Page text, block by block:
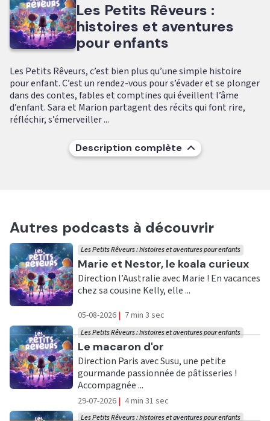
Les Petits Rêveurs :
histoires et aventures
pour enfants
Les Petits Rêveurs, c’est bien plus qu’une simple histoire
pour enfant. C’est un rendez-vous pour s’évader et se plonger
dans des contes, fables et comptines qui éveillent l’âme
d’enfant. Sara et Marion partagent des récits qui font rire,
réfléchir, s’émerveiller ...
Description complète
Autres podcasts à découvrir
Ecouter
Marie et Nestor, le koala curieux
Les Petits Rêveurs : histoires et aventures pour enfants
Direction l’Australie avec Marie ! En vacances
chez sa cousine Kelly, elle ...
05-08-2026 | 7 min 3 sec
Ecouter
Le macaron d'or
Les Petits Rêveurs : histoires et aventures pour enfants
Direction Paris avec Susu, une petite
gourmande passionnée de pâtisseries !
Accompagnée ...
29-07-2026 | 4 min 31 sec
Les Petits Rêveurs : histoires et aventures pour enfants